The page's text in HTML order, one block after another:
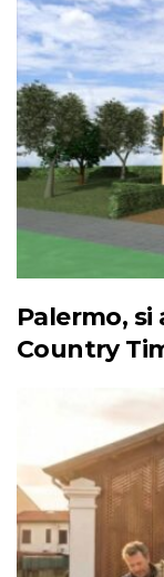
Palermo, si
Country